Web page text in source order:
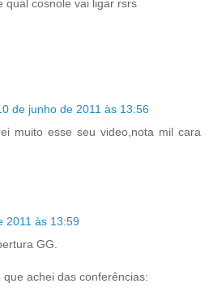
qual cosnole vai ligar rsrs
de junho de 2011 às 13:56
muito esse seu video,nota mil cara
2011 às 13:59
GG.
achei das conferências: